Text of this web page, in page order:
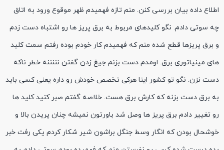
اطلاع داده بیان بررسی کنن. منم تازه فهمیدم ظهر موقوع ورود به اتاق
چه سوتی دادم. نگو کلیدهای مربوط به برق پریز ها رو اشتباه دست زدم
و برق پریزها قطع شده منم که فهمیدم کار خودم بوده رفتم سمت کلید
های مینیاتوری برق. اومدم دست بزنم جیغ زدن گفتن نننننه خطر ناکه
دست نزن. نگو تو کشور اینا هرکی تخصص خودش رو داره یعنی کسی باید
به برق دست بزنه که کارش برق هست. خلاصه گفتم صبر کنید کلید ها
رو تغییر دادم برق پریز ها وصل شد باورتون نمیشه چنان پریدن بالا و
خوشحال بودن که انگار وسط جنگل براشون شیر شکار کردم یکی رفت خبر